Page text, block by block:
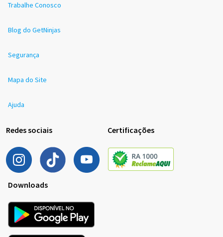
Trabalhe Conosco
Blog do GetNinjas
Segurança
Mapa do Site
Ajuda
Redes sociais Certificações
Downloads